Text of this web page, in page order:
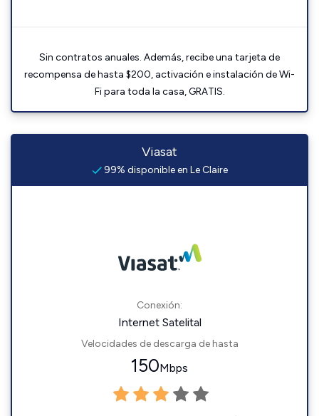
Sin contratos anuales. Además, recibe una tarjeta de
recompensa de hasta $200, activación e instalación de Wi-
Fi para toda la casa, GRATIS.
Viasat
99% disponible en Le Claire
Conexión:
Internet Satelital
Velocidades de descarga de hasta
150Mbps